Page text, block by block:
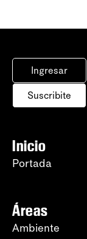
Ingresar
Suscribite
Inicio
Portada
Áreas
Ambiente